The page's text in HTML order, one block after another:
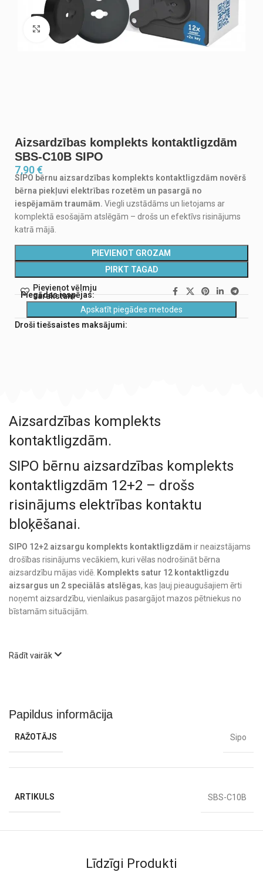
Noklikšķiniet, lai palielinātu
Aizsardzības komplekts kontaktligzdām
SBS-C10B SIPO
7,90€
SIPO bērnu aizsardzības komplekts kontaktligzdām novērš
bērna piekļuvi elektrības rozetēm un pasargā no
iespējamām traumām. Viegli uzstādāms un lietojams ar
komplektā esošajām atslēgām – drošs un efektīvs risinājums
katrā mājā.
PIEVIENOT GROZAM
PIRKT TAGAD
Pievienot vēlmju
sarakstam
Piegādes iespējas:
Apskatīt piegādes metodes
Droši tiešsaistes maksājumi:
Aizsardzības komplekts
kontaktligzdām.
SIPO bērnu aizsardzības komplekts
kontaktligzdām 12+2 – drošs
risinājums elektrības kontaktu
bloķēšanai.
SIPO 12+2 aizsargu komplekts kontaktligzdām ir neaizstājams
drošības risinājums vecākiem, kuri vēlas nodrošināt bērna
aizsardzību mājas vidē. Komplekts satur 12 kontaktligzdu
aizsargus un 2 speciālās atslēgas, kas ļauj pieaugušajiem ērti
noņemt aizsardzību, vienlaikus pasargājot mazos pētniekus no
bīstamām situācijām.
Rādīt vairāk
Papildus informācija
RAŽOTĀJS Sipo
ARTIKULS SBS-C10B
Līdzīgi Produkti